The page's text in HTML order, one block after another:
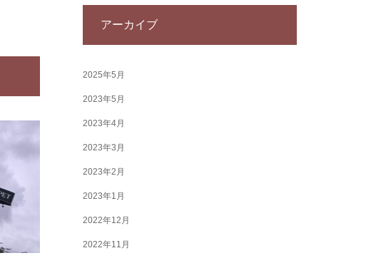
アーカイブ
2025年5月
2023年5月
2023年4月
2023年3月
2023年2月
2023年1月
2022年12月
2022年11月